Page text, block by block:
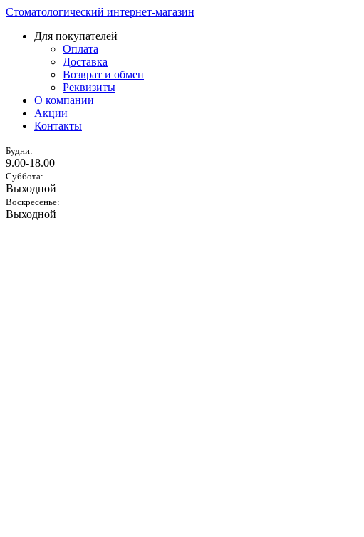
Стоматологический интернет-магазин
Для покупателей
Оплата
Доставка
Возврат и обмен
Реквизиты
О компании
Акции
Контакты
Будни:
9.00-18.00
Суббота:
Выходной
Воскресенье:
Выходной